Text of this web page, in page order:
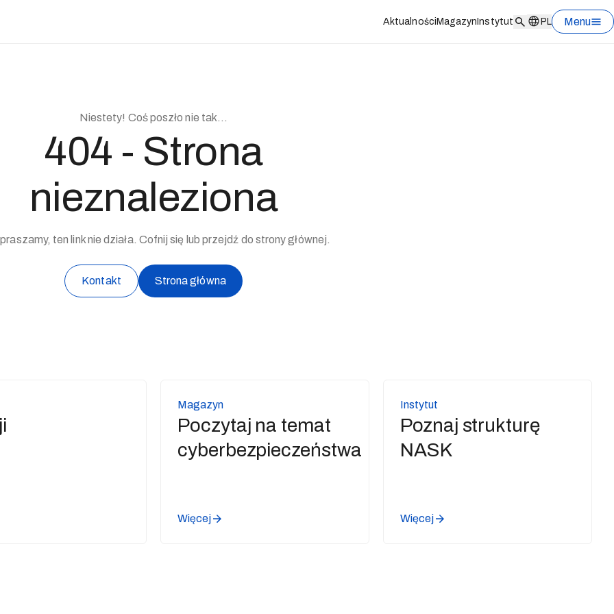
Aktualności Magazyn Instytut PL Menu
Niestety! Coś poszło nie tak...
404 - Strona
nieznaleziona
ten link nie działa. Cofnij się lub przejdź do strony głównej.
Kontakt Strona główna
Magazyn
Poczytaj na temat
cyberbezpieczeństwa
Więcej
Instytut
Poznaj strukturę
NASK
Więcej